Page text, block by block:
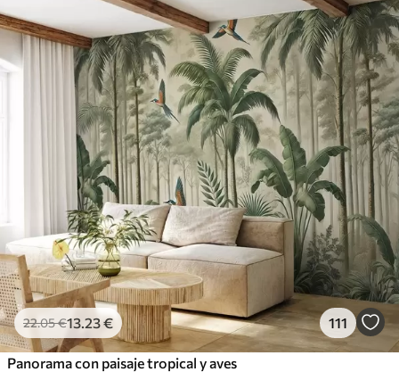
22.05€13 .23€ 111
Panorama con paisaje tropical y aves